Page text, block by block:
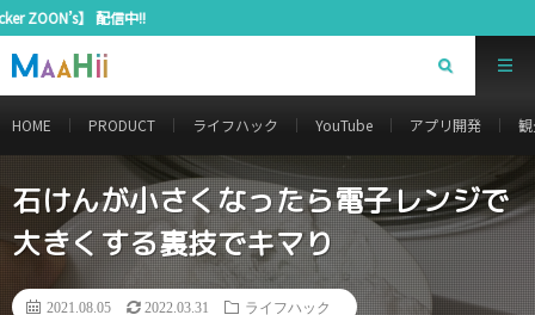
HOME PRODUCT ライフハック YouTube アプリ開発
石けんが小さくなったら電子レンジで
大きくする裏技でキマり
2021.08.05 2022.03.31 ライフハック